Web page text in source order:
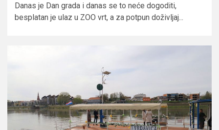
Danas je Dan grada i danas se to neće dogoditi,
besplatan je ulaz u ZOO vrt, a za potpun doživljaj...